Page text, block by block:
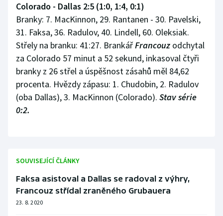
Colorado - Dallas 2:5 (1:0, 1:4, 0:1)
Branky: 7. MacKinnon, 29. Rantanen - 30. Pavelski,
31. Faksa, 36. Radulov, 40. Lindell, 60. Oleksiak.
Střely na branku: 41:27. BrankářFrancouz odchytal
za Colorado 57 minut a 52 sekund, inkasoval čtyři
branky z 26 střel a úspěšnost zásahů měl 84,62
procenta. Hvězdy zápasu: 1. Chudobin, 2. Radulov
(oba Dallas), 3. MacKinnon (Colorado). Stav série
0:2.
SOUVISEJÍCÍ ČLÁNKY
Faksa asistoval a Dallas se radoval z výhry,
Francouz střídal zraněného Grubauera
23. 8. 2020